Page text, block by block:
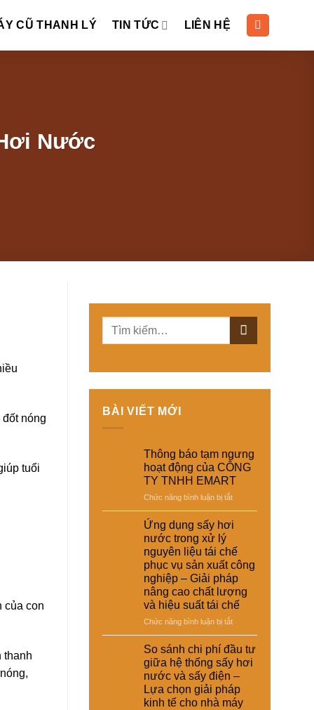
CŨ THANH LÝ TIN TỨC LIÊN HỆ
Nước
nóng
tuổi
của con
thanh
BÀI VIẾT MỚI
Thông báo tạm ngưng
hoạt động của CÔNG
TY TNHH EMART
Chức năng bình luận bị tắtở
báo
hoạt
động
của
CÔNG
TY
Ứng dụng sấy hơi
nước trong xử lý
nguyên liệu tái chế
phục vụ sản xuất công
nghiệp – Giải pháp
nâng cao chất lượng
và hiệu suất tái chế
Chức năng bình luận bị tắtở
dụng
sấy
hơi
trong
xử
So sánh chi phí đầu tư
giữa hệ thống sấy hơi
nước và sấy điện –
Lựa chọn giải pháp
kinh tế cho nhà máy